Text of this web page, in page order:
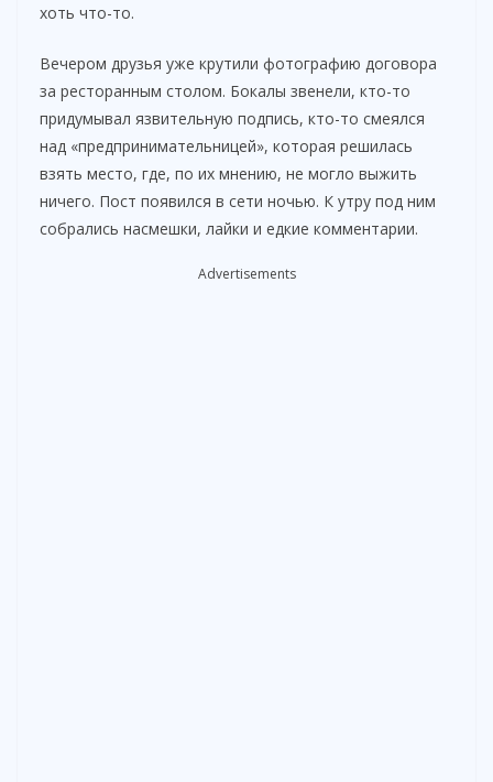
e
o
хоть что-то.
Вечером друзья уже крутили фотографию договора
за ресторанным столом. Бокалы звенели, кто-то
придумывал язвительную подпись, кто-то смеялся
над «предпринимательницей», которая решилась
взять место, где, по их мнению, не могло выжить
ничего. Пост появился в сети ночью. К утру под ним
собрались насмешки, лайки и едкие комментарии.
Advertisements